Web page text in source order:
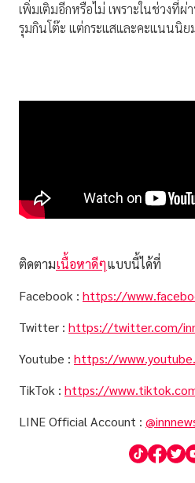
เพิ่มเติมอีกหรือไม่ เพราะในช่วงที่
รุมกินโต๊ะ แต่กระแสและคะแนนนิย
ติดตามเนื้อหาดีๆแบบนี้ได้ที่
Facebook : https://
Twitter : https://twitter.com/
Youtube : https://
TikTok : https://
LINE Official Account :